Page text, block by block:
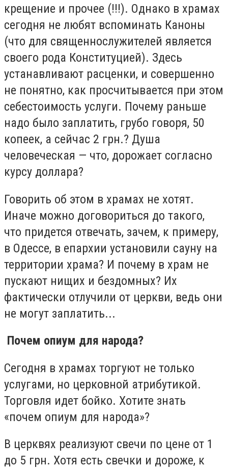
крещение и прочее (!!!). Однако в храмах
сегодня не любят вспоминать Каноны
(что для священнослужителей является
своего рода Конституцией). Здесь
устанавливают расценки, и совершенно
не понятно, как просчитывается при этом
себестоимость услуги. Почему раньше
надо было заплатить, грубо говоря, 50
копеек, а сейчас 2 грн.? Душа
человеческая — что, дорожает согласно
курсу доллара?
Говорить об этом в храмах не хотят.
Иначе можно договориться до такого,
что придется отвечать, зачем, к примеру,
в Одессе, в епархии установили сауну на
территории храма? И почему в храм не
пускают нищих и бездомных? Их
фактически отлучили от церкви, ведь они
не могут заплатить...
Почем опиум для народа?
Сегодня в храмах торгуют не только
услугами, но церковной атрибутикой.
Торговля идет бойко. Хотите знать
«почем опиум для народа»?
В церквях реализуют свечи по цене от 1
до 5 грн. Хотя есть свечки и дороже, к